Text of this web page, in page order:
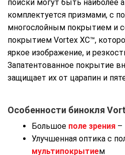
поиски могут быть наиболее
комплектуется призмами, с
многослойным покрытием и
покрытием Vortex ХС™,
яркое изображение, и
Запатентованное покрытие
защищает их от царапин и
Особенности бинокля
Большое поле зрения –
Улучшенная оптика с
мультипокрытием